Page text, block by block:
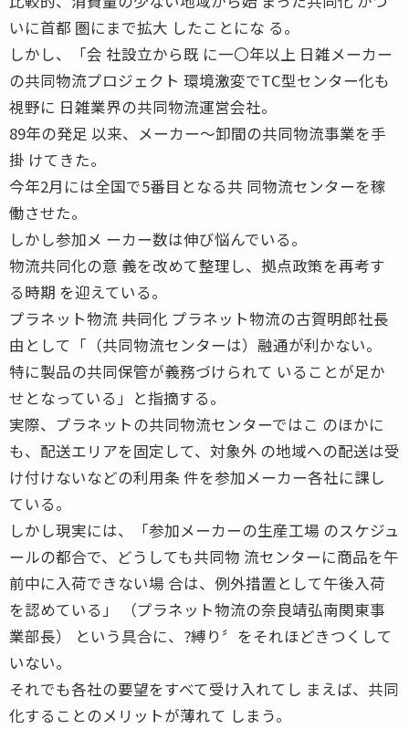
いに首都 圏にまで拡大 したことにな る。
しかし、「会 社設立から既 に一〇年以上 日雑メーカー
の共同物流プロジェクト 環境激変でTC型センター化も
視野に 日雑業界の共同物流運営会社。
89年の発足 以来、メーカー〜卸間の共同物流事業を手
掛 けてきた。
今年2月には全国で5番目となる共 同物流センターを稼
働させた。
しかし参加メ ーカー数は伸び悩んでいる。
物流共同化の意 義を改めて整理し、拠点政策を再考す
る時期 を迎えている。
プラネット物流 ――共同化 プラネット物流の古賀明郎社長
由として「（共同物流センターは）融通が利かない。
特に製品の共同保管が義務づけられて いることが足か
せとなっている」と指摘する。
実際、プラネットの共同物流センターではこ のほかに
も、配送エリアを固定して、対象外 の地域への配送は受
け付けないなどの利用条 件を参加メーカー各社に課し
ている。
しかし現実には、「参加メーカーの生産工場 のスケジュ
ールの都合で、どうしても共同物 流センターに商品を午
前中に入荷できない場 合は、例外措置として午後入荷
を認めている」 （プラネット物流の奈良靖弘南関東事
業部長） という具合に、?縛り〞をそれほどきつくして
いない。
それでも各社の要望をすべて受け入れてし まえば、共同
化することのメリットが薄れて しまう。